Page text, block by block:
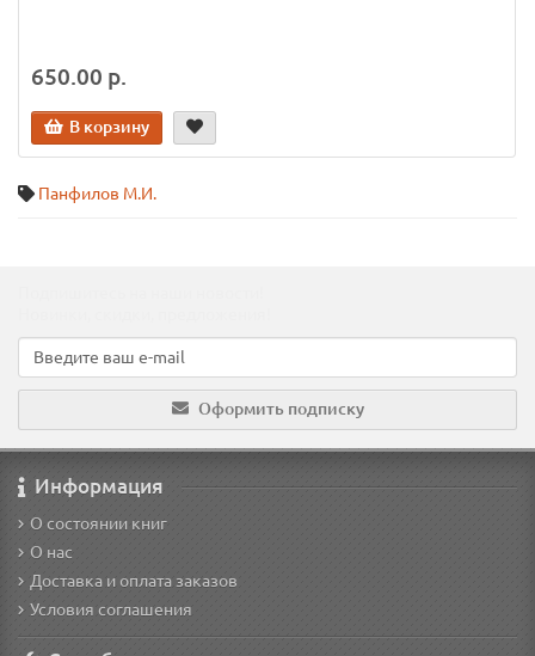
650.00 р.
В корзину
Панфилов М.И.
Оформить подписку
Информация
О состоянии книг
О нас
Доставка и оплата заказов
Условия соглашения